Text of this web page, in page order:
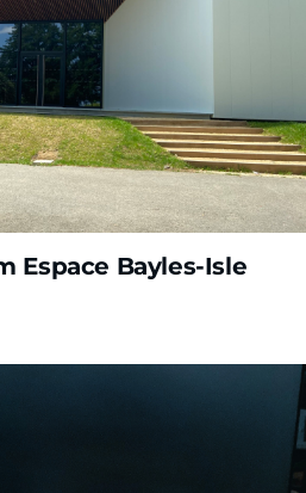
Espace Bayles-Isle